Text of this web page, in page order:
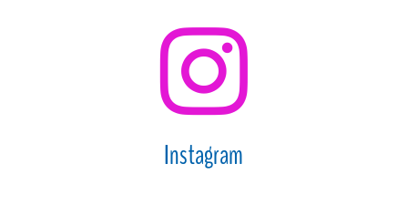

Instagram